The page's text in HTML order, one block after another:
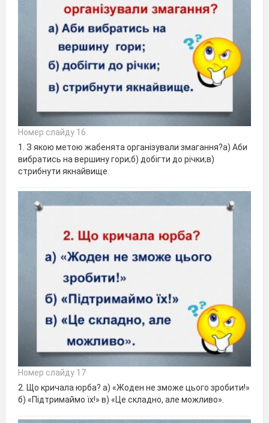
Номер слайду 16
1. З якою метою жабенята організували змагання?а) Аби
вибратись на вершину гори;б) добігти до річки;в)
стрибнути якнайвище.
Номер слайду 17
2. Що кричала юрба? а) «Жоден не зможе цього зробити!»
б) «Підтримаймо їх!» в) «Це складно, але можливо».